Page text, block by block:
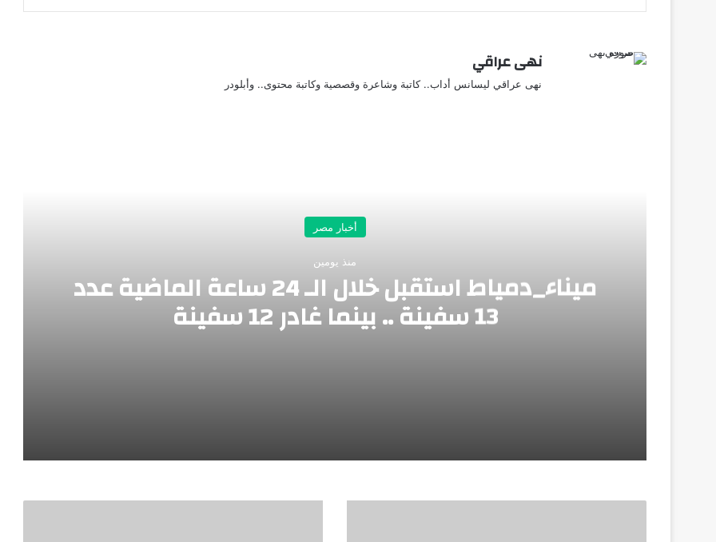
نهى عراقي
نهى عراقي ليسانس أداب.. كاتبة وشاعرة وقصصية وكاتبة محتوى.. وأبلودر
أخبار مصر
منذ يومين
ميناء_دمياط استقبل خلال الـ 24 ساعة الماضية عدد
13 سفينة .. بينما غادر 12 سفينة